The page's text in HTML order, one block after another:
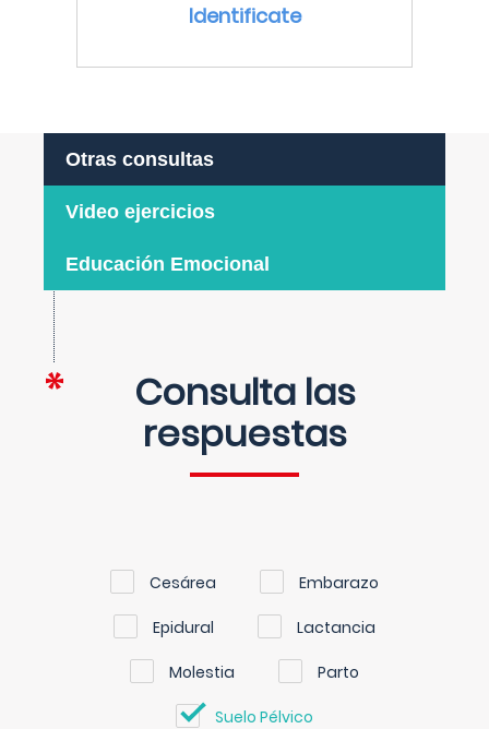
Identificate
Otras consultas
Video ejercicios
Educación Emocional
Consulta las
respuestas
Cesárea Embarazo
Epidural Lactancia
Molestia Parto
Suelo Pélvico